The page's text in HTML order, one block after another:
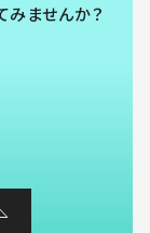
みませんか？